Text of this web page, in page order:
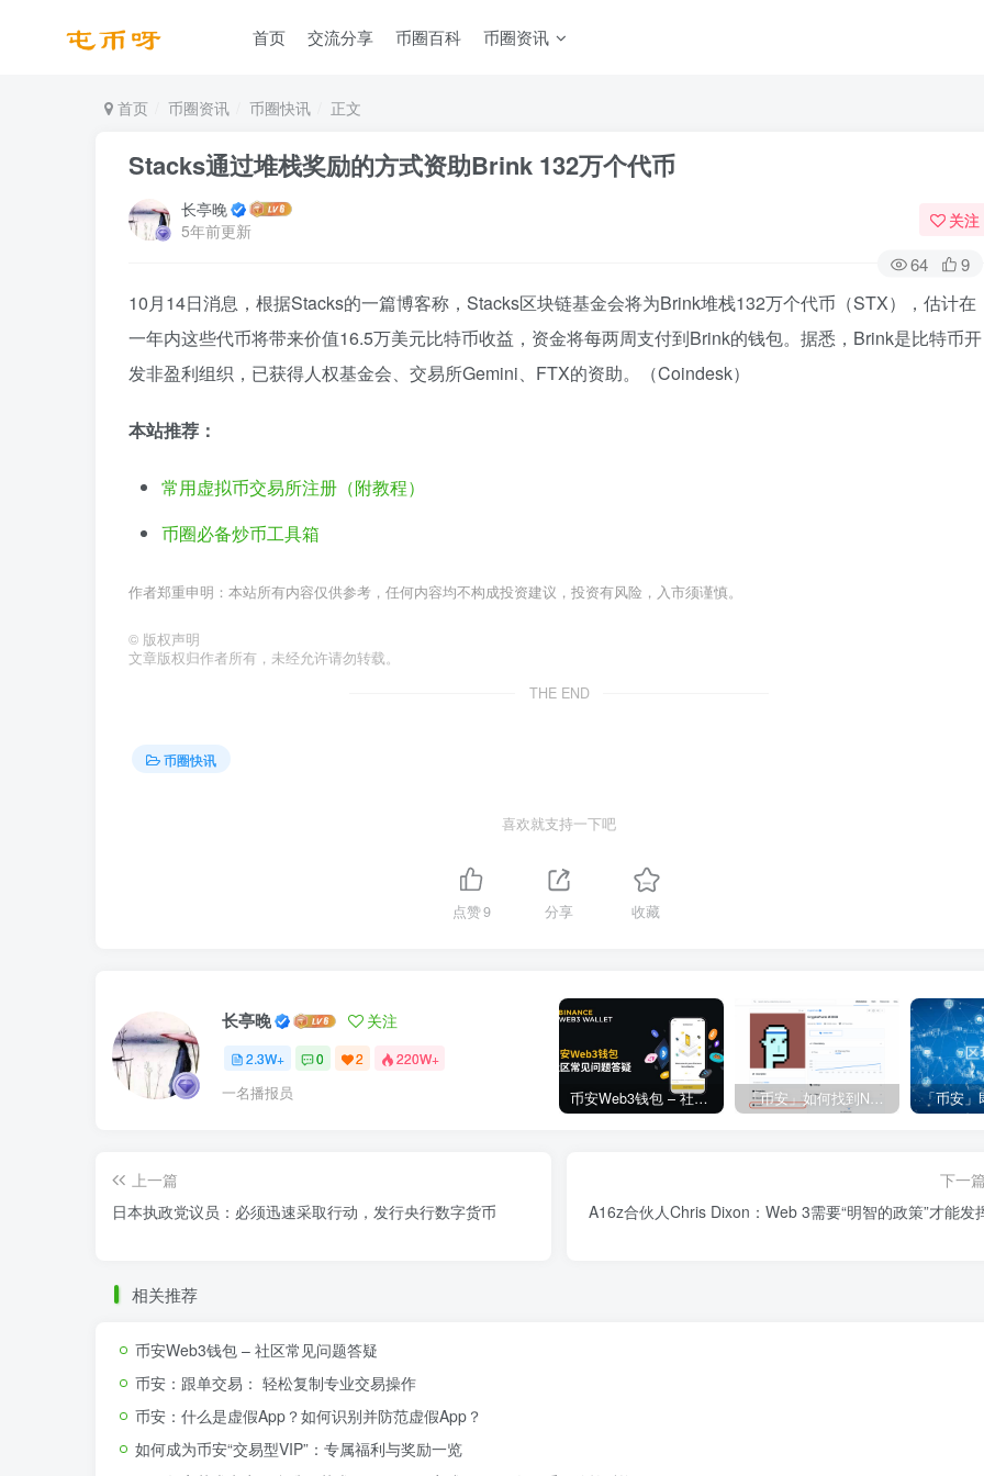
首页 交流分享 币圈百科 币圈资讯
首页 币圈资讯 币圈快讯 正文
Stacks通过堆栈奖励的方式资助Brink 132万个代币
长亭晚
5年前更新
关注
64 9
10月14日消息，根据Stacks的一篇博客称，Stacks区块链基金会将为Brink堆栈132万个代币（STX），估计在
一年内这些代币将带来价值16.5万美元比特币收益，资金将每两周支付到Brink的钱包。据悉，Brink是比特币开
发非盈利组织，已获得人权基金会、交易所Gemini、FTX的资助。（Coindesk）
本站推荐：
常用虚拟币交易所注册（附教程）
币圈必备炒币工具箱
作者郑重申明：本站所有内容仅供参考，任何内容均不构成投资建议，投资有风险，入市须谨慎。
© 版权声明
文章版权归作者所有，未经允许请勿转载。
THE END
币圈快讯
喜欢就支持一下吧
点赞9 分享 收藏
长亭晚 关注
2.3W+ 0 2 220W+
一名播报员 币安Web3钱包 – 社区常见问题答疑 「币安」如何找到NFT合约地址？
上一篇
日本执政党议员：必须迅速采取行动，发行央行数字货币
下一
A16z合伙人Chris Dixon：Web 3需要“明智的政策”才能发
相关推荐
币安Web3钱包 – 社区常见问题答疑
币安：跟单交易： 轻松复制专业交易操作
币安：什么是虚假App？如何识别并防范虚假App？
如何成为币安“交易型VIP”：专属福利与奖励一览